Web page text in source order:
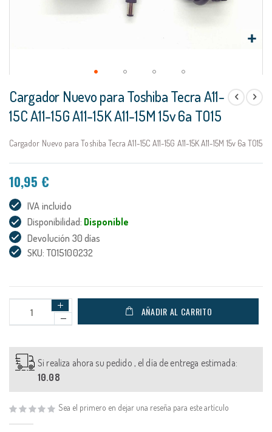
al
comienzo
de
galería
Cargador Nuevo para Toshiba Tecra A11-
15C A11-15G A11-15K A11-15M 15v 6a TO15
Cargador Nuevo para Toshiba Tecra A11-15C A11-15G A11-15K A11-15M 15v 6a TO15
10,95 €
IVA incluido
Disponibilidad: Disponible
Devolución 30 días
SKU: TO15100232
AÑADIR AL CARRITO
Si realiza ahora su pedido , el día de entrega estimada:
10.08
Sea el primero en dejar una reseña para este artículo